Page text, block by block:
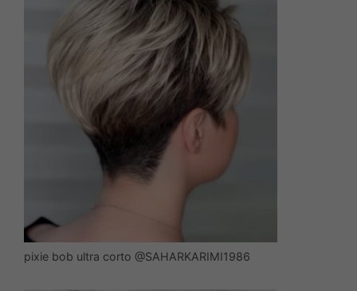
pixie bob ultra corto @SAHARKARIMI1986